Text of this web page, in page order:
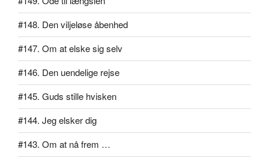
#148. Den viljeløse åbenhed
#147. Om at elske sig selv
#146. Den uendelige rejse
#145. Guds stille hvisken
#144. Jeg elsker dig
#143. Om at nå frem …